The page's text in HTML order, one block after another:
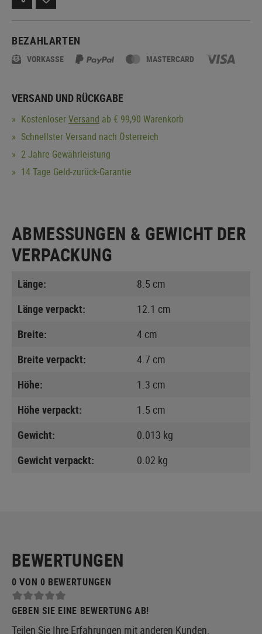
BEZAHLARTEN
VORKASSE MASTERCARD
VERSAND UND RÜCKGABE
KostenloserVersand ab € 99,90 Warenkorb
Schnellster Versand nach Österreich
2 Jahre Gewährleistung
14 Tage Geld-zurück-Garantie
ABMESSUNGEN & GEWICHT DER
VERPACKUNG
Länge:
8.5 cm
Länge verpackt:
12.1 cm
Breite:
4 cm
Breite verpackt:
4.7 cm
Höhe:
1.3 cm
Höhe verpackt:
1.5 cm
Gewicht:
0.013 kg
Gewicht verpackt:
0.02 kg
BEWERTUNGEN
0 VON 0 BEWERTUNGEN
GEBEN SIE EINE BEWERTUNG AB!
Teilen Sie Ihre Erfahrungen mit anderen Kunden.